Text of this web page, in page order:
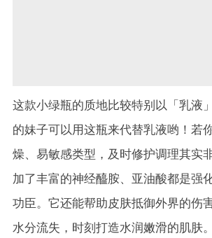
这款小绿瓶的质地比较特别以「乳液
的妹子可以用这瓶来代替乳液哟！若
燥、易敏感类型，及时修护调理其实
加了丰富的神经醯胺、亚油酸都是强
功臣。它还能帮助皮肤抵御外界的伤
水分流失，时刻打造水润嫩滑的肌肤。